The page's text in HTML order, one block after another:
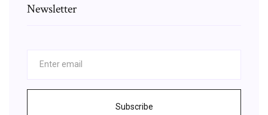
Newsletter
Subscribe